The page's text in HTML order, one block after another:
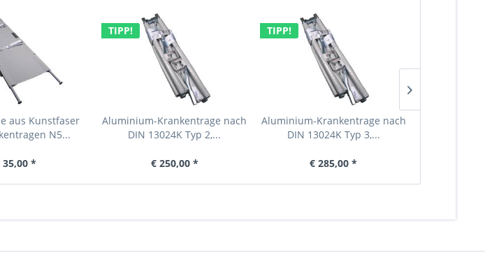
aus Kunstfaser
N5...
35,00 *
TIPP!
Aluminium-Krankentrage nach
DIN 13024K Typ 2,...
€ 250,00 *
TIPP!
Aluminium-Krankentrage nach
DIN 13024K Typ 3,...
€ 285,00 *